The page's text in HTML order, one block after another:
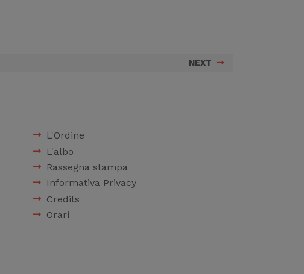
NEXT
L'Ordine
L'albo
Rassegna stampa
Informativa Privacy
Credits
Orari